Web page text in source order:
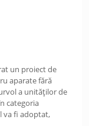
un proiect de
aparate fără
a unităților de
categoria
va fi adoptat,